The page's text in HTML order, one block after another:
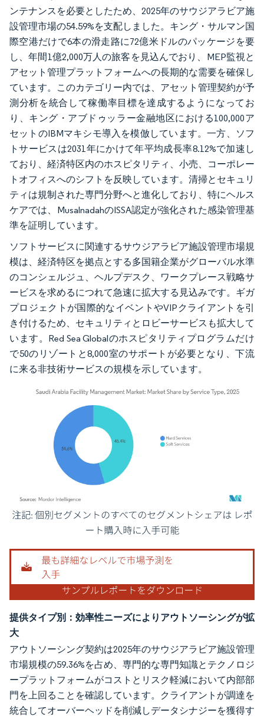
ンテナンスを必要としたため、2025年のサウジアラビア施
設管理市場の54.59%を支配しました。キング・サルマン国
際空港だけで6本の滑走路に72億米ドルのパッケージを要
し、年間1億2,000万人の旅客を見込んでおり、MEP監視と
アセット管理プラットフォームへの長期的な需要を確保し
ています。このカテゴリー内では、アセット管理契約が予
測分析を統合して稼働率目標を達成するようになってお
り、キング・アブドゥッラー金融地区における100,000ア
セットのIBMマキシモ導入を模倣しています。一方、ソフ
トサービスは2031年にかけて年平均成長率8.12%で加速し
ており、経済特区内のホスピタリティ、小売、コーポレー
トオフィスへのシフトを反映しています。清掃とセキュリ
ティは規制された専門分野へと進化しており、特にヘルス
ケアでは、MusalnadahのISSA認定が強化された感染管理基
準を証明しています。
ソフトサービスに関連するサウジアラビア施設管理市場規
模は、経済特区を拠点とする多国籍企業がグローバル水準
のコンシェルジュ、ヘルプデスク、ワークプレース戦略サ
ービスを求めるにつれて急速に拡大する見込みです。ギガ
プロジェクトが国際的なイベントやVIPクライアントを引
き付けるため、セキュリティとロビーサービスも拡大して
います。Red Sea Globalのホスピタリティプログラムだけ
で50のリゾートと8,000室のサポートが必要となり、下流
に来る非技術サービスの規模を示しています。
画像 © Mordor Intelligence。再利用にはCC BY 4.0の表示が必要です。
提供タイプ別：効率性ニーズによりアウトソーシングが拡
大
アウトソーシング契約は2025年のサウジアラビア施設管理
市場規模の59.36%を占め、専門的な専門知識とテクノロジ
ープラットフォームがコストとリスク軽減において内部部
門を上回ることを確認しています。クライアントが調達を
統合してオーバーヘッドを削減しデータシナジーを獲得す